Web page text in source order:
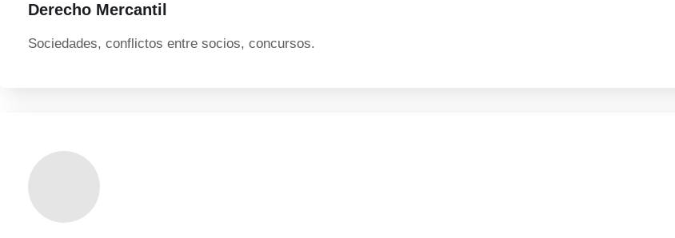
Derecho Mercantil
Sociedades, conflictos entre socios, concursos.